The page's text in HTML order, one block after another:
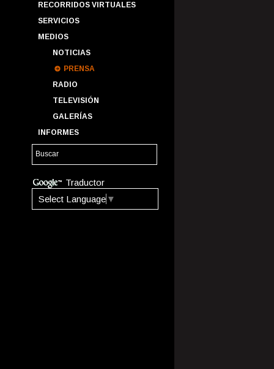
RECORRIDOS VIRTUALES
SERVICIOS
MEDIOS
NOTICIAS
PRENSA
RADIO
TELEVISIÓN
GALERÍAS
INFORMES
Traductor
Select Language ▼